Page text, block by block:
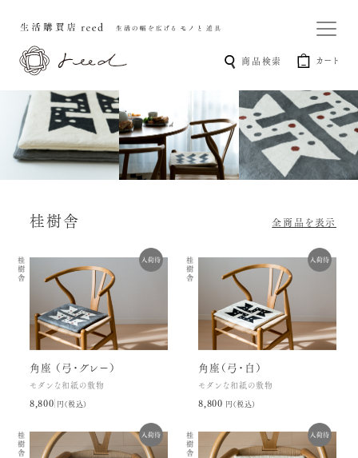
商品検索 カート
桂樹舎 全商品を表示
桂樹舎
角座 （弓・グレー）
モダンな和紙の敷物
8,800円(税込)
桂樹舎
角座（弓・白）
モダンな和紙の敷物
8,800円(税込)
桂樹舎 桂樹舎